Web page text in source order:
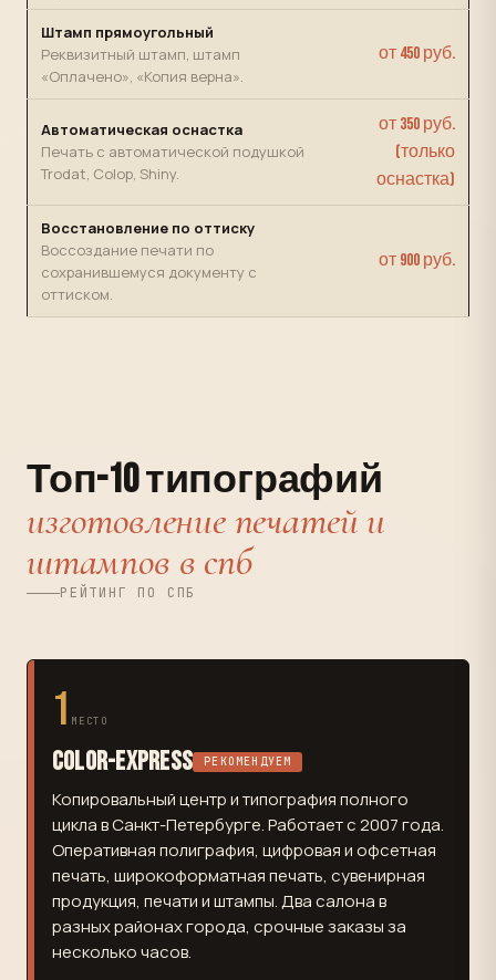
Штамп прямоугольный
Реквизитный штамп, штамп
«Оплачено», «Копия верна».
от 450 руб.
Автоматическая оснастка
Печать с автоматической подушкой
Trodat, Colop, Shiny.
от 350 руб.
(только
оснастка)
Восстановление по оттиску
Воссоздание печати по
сохранившемуся документу с
оттиском.
от 900 руб.
Топ-10 типографий
изготовление печатей и
штампов в спб
РЕЙТИНГ ПО СПБ
1 МЕСТО
Color-Express РЕКОМЕНДУЕМ
Копировальный центр и типография полного
цикла в Санкт-Петербурге. Работает с 2007 года.
Оперативная полиграфия, цифровая и офсетная
печать, широкоформатная печать, сувенирная
продукция, печати и штампы. Два салона в
разных районах города, срочные заказы за
несколько часов.